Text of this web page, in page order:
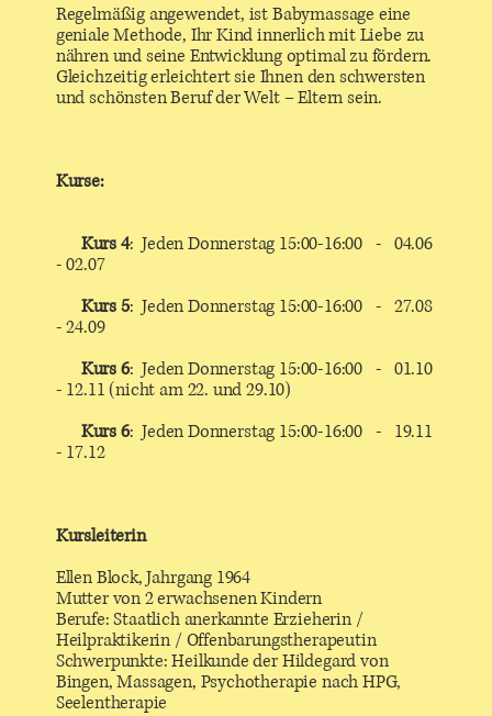
Regelmäßig angewendet, ist Babymassage eine
geniale Methode, Ihr Kind innerlich mit Liebe zu
nähren und seine Entwicklung optimal zu fördern.
Gleichzeitig erleichtert sie Ihnen den schwersten
und schönsten Beruf der Welt – Eltern sein.
Kurse:
Kurs 4: Jeden Donnerstag 15:00-16:00 - 04.06
- 02.07
Kurs 5: Jeden Donnerstag 15:00-16:00 - 27.08
- 24.09
Kurs 6: Jeden Donnerstag 15:00-16:00 - 01.10
- 12.11 (nicht am 22. und 29.10)
Kurs 6: Jeden Donnerstag 15:00-16:00 - 19.11
- 17.12
Kursleiterin
Ellen Block, Jahrgang 1964
Mutter von 2 erwachsenen Kindern
Berufe: Staatlich anerkannte Erzieherin /
Heilpraktikerin / Offenbarungstherapeutin
Schwerpunkte: Heilkunde der Hildegard von
Bingen, Massagen, Psychotherapie nach HPG,
Seelentherapie